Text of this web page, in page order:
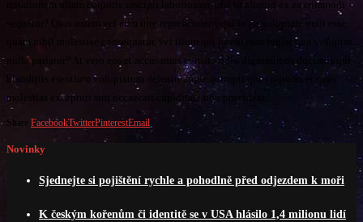
rcitationem ullam corporis suscipit laboriosam, nisi ut aliquid ex ea commodi
sequatur? Quis autem vel eum iure reprehenderit qui in ea voluptate velit esse
quam nihil molestiae consequatur, vel illum qui lorem eum fugiat quo voluptas
nulla pariatur? At vero eos et accusamus et iusto odio dignissimos ducimus qui
blanditiis esentium voluptatum deleniti atque corrupti quos dolores et quas
molestias excepturi sint occaecati cupiditate non provident,
Share FacebookTwitterPinterestEmail
Novinky
Sjednejte si pojištění rychle a pohodlně před odjezdem k moři
K českým kořenům či identitě se v USA hlásilo 1,4 milionu lidí